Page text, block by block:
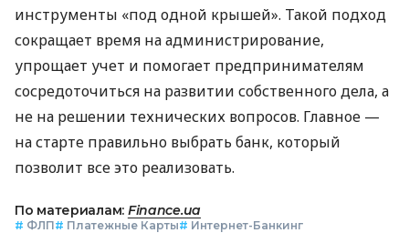
инструменты «под одной крышей». Такой подход
сокращает время на администрирование,
упрощает учет и помогает предпринимателям
сосредоточиться на развитии собственного дела, а
не на решении технических вопросов. Главное —
на старте правильно выбрать банк, который
позволит все это реализовать.
По материалам: Finance.ua
# ФЛП# Платежные Карты# Интернет-Банкинг